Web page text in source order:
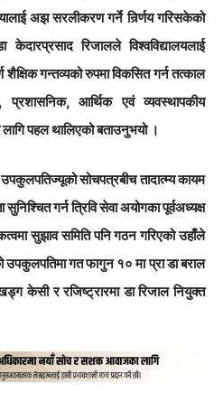
अझ सरलीकरण गर्ने निर्र्णय गरिसकेको
रिजालले विश्वविद्यालयलाई
शैक्षिक गन्तव्यको रुपमा विकसित गर्न तत्काल
प्रशासनिक, आर्थिक एवं व्यवस्थापकीय
लागि पहल थालिएको बताउनुभयो ।
सोचपत्रबीच तादात्म्य कायम
सुनिश्चित गर्न त्रिवि सेवा अयोगका पूर्वअध्यक्ष
सुझाव समिति पनि गठन गरिएको उहाँले
उपकुलपतिमा गत फागुन १० मा प्रा डा बराल
केसी र रजिष्ट्रारमा डा रिजाल नियुक्त